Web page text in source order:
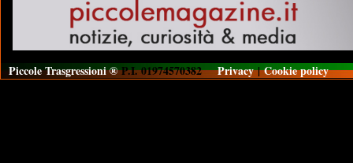
Piccole Trasgressioni ®P.I. 01974570382Privacy|Cookie policy